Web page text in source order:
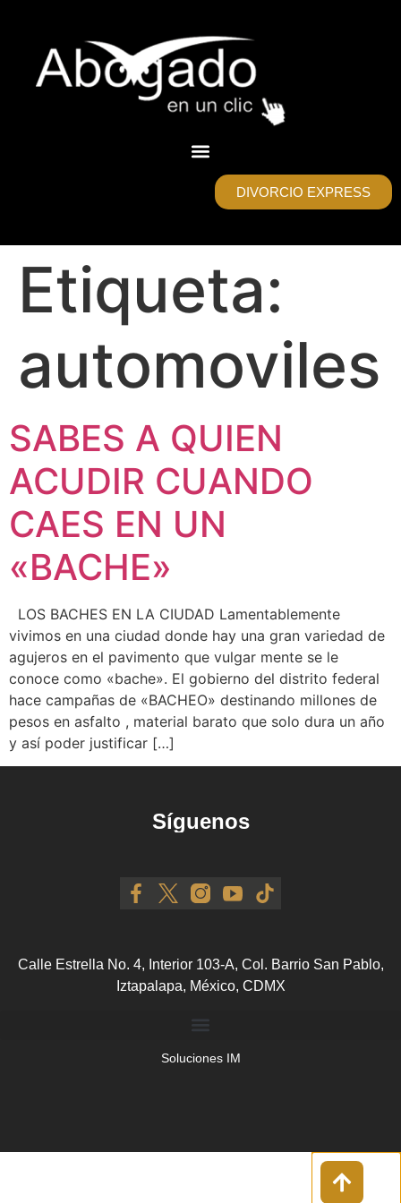
DIVORCIO EXPRESS
Etiqueta:
automoviles
SABES A QUIEN
ACUDIR CUANDO
CAES EN UN
«BACHE»
LOS BACHES EN LA CIUDAD Lamentablemente
vivimos en una ciudad donde hay una gran variedad de
agujeros en el pavimento que vulgar mente se le
conoce como «bache». El gobierno del distrito federal
hace campañas de «BACHEO» destinando millones de
pesos en asfalto , material barato que solo dura un año
y así poder justificar […]
Síguenos
Calle Estrella No. 4, Interior 103-A, Col. Barrio San Pablo,
Iztapalapa, México, CDMX
Soluciones IM